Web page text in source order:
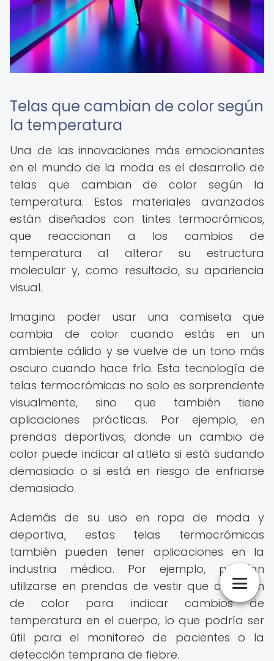
Telas que cambian de color según
la temperatura
Una de las innovaciones más emocionantes
en el mundo de la moda es el desarrollo de
telas que cambian de color según la
temperatura. Estos materiales avanzados
están diseñados con tintes termocrómicos,
que reaccionan a los cambios de
temperatura al alterar su estructura
molecular y, como resultado, su apariencia
visual.
Imagina poder usar una camiseta que
cambia de color cuando estás en un
ambiente cálido y se vuelve de un tono más
oscuro cuando hace frío. Esta tecnología de
telas termocrómicas no solo es sorprendente
visualmente, sino que también tiene
aplicaciones prácticas. Por ejemplo, en
prendas deportivas, donde un cambio de
color puede indicar al atleta si está sudando
demasiado o si está en riesgo de enfriarse
demasiado.
Además de su uso en ropa de moda y
deportiva, estas telas termocrómicas
también pueden tener aplicaciones en la
industria médica. Por ejemplo, podrían
utilizarse en prendas de vestir que cambian
de color para indicar cambios de
temperatura en el cuerpo, lo que podría ser
útil para el monitoreo de pacientes o la
detección temprana de fiebre.